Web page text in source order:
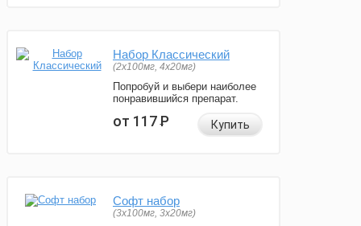
Набор Классический
(2x100мг, 4x20мг)
Попробуй и выбери наиболее
понравившийся препарат.
от 117Р Купить
Софт набор
(3x100мг, 3x20мг)